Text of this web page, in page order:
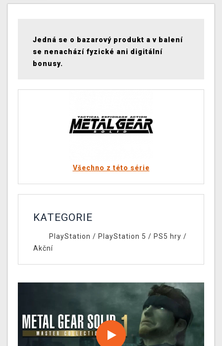
Jedná se o bazarový produkt a v balení
se nenachází fyzické ani digitální
bonusy.
Všechno z této série
KATEGORIE
PlayStation / PlayStation 5 / PS5 hry /
Akční